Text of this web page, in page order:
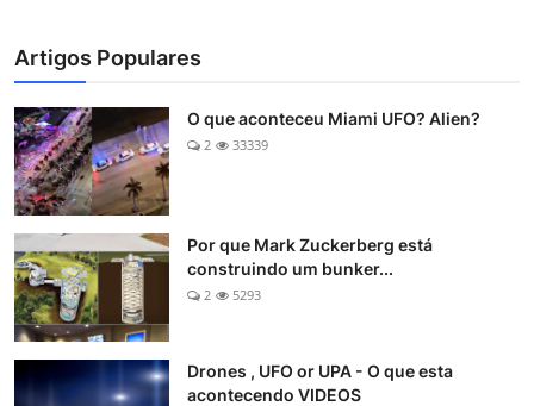
Artigos Populares
O que aconteceu Miami UFO? Alien?
2 33339
Por que Mark Zuckerberg está
construindo um bunker...
2 5293
Drones , UFO or UPA - O que esta
acontecendo VIDEOS